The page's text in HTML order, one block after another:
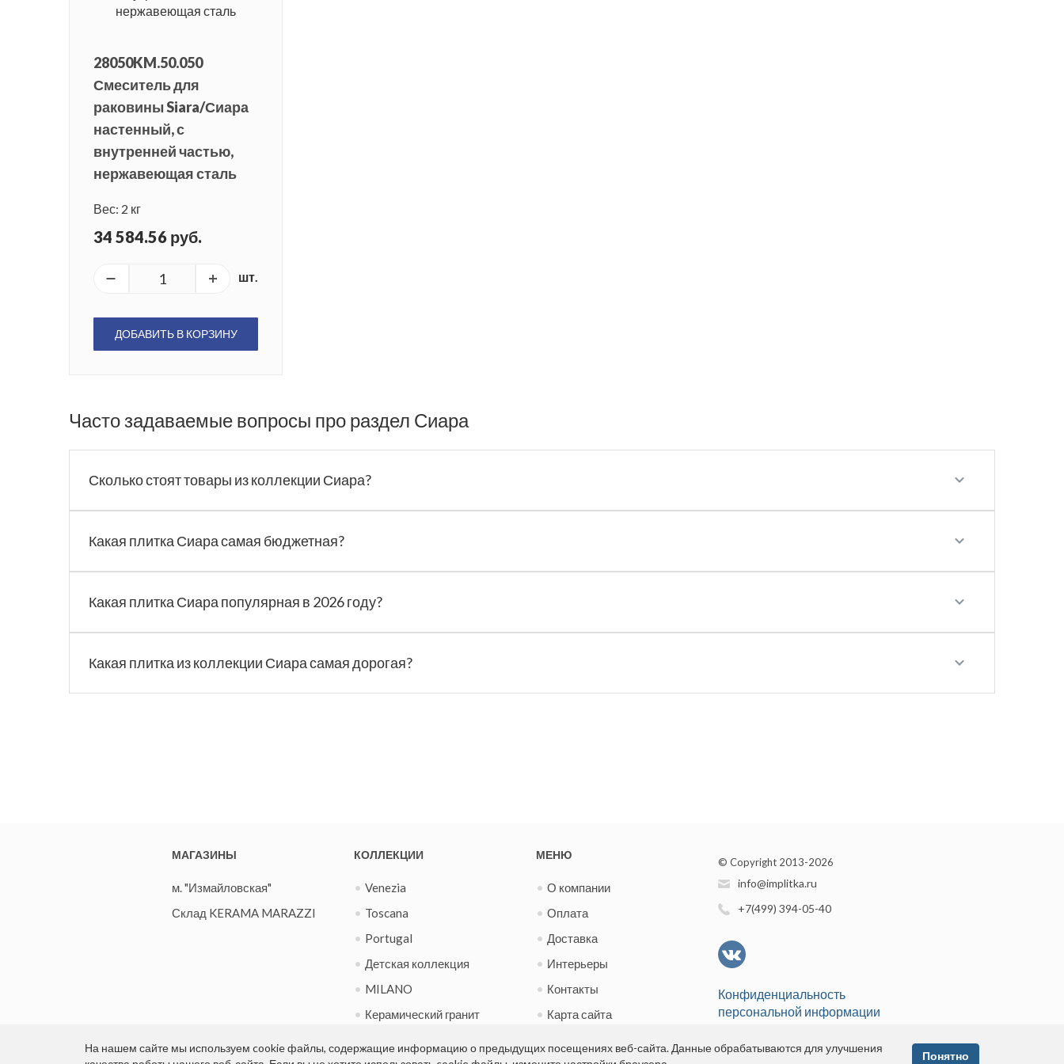
28050KM.50.050
Смеситель для
раковины Siara/Сиара
настенный, с
внутренней частью,
нержавеющая сталь
Вес: 2 кг
34 584.56 руб.
шт.
ДОБАВИТЬ В КОРЗИНУ
Часто задаваемые вопросы про раздел Сиара
Сколько стоят товары из коллекции Сиара?
Какая плитка Сиара самая бюджетная?
Какая плитка Сиара популярная в 2026 году?
Какая плитка из коллекции Сиара самая дорогая?
МАГАЗИНЫ
м. "Измайловская"
Склад KERAMA MARAZZI
КОЛЛЕКЦИИ
Venezia
Toscana
Portugal
Детская коллекция
MILANO
Керамический гранит
МЕНЮ
О компании
Оплата
Доставка
Интерьеры
Контакты
Карта сайта
© Copyright 2013-2026
info@implitka.ru
+7(499) 394-05-40
Конфиденциальность
персональной информации
На нашем сайте мы используем cookie файлы, содержащие информацию о предыдущих посещениях веб-сайта. Данные обрабатываются для улучшения
Понятно